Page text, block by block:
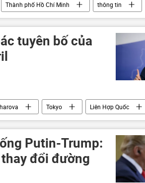
Thành phố Hồ Chí Minh
thông tin
bắt giữ
tuyên bố của
Tokyo
Liên Hợp Quốc
thông tin Chính trị
Putin-Trump:
đổi đường